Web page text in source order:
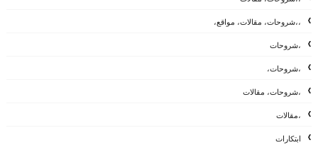
،،شروحات، مقالات، مواقع،
،شروحات
،شروحات،
،شروحات، مقالات
،مقالات
ابتكارات